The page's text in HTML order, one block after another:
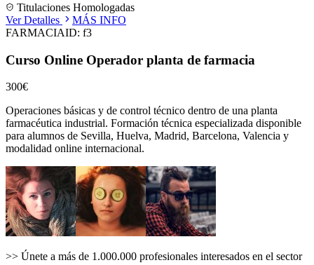
Titulaciones Homologadas
Ver Detalles
MÁS INFO
FARMACIAID: f3
Curso Online Operador planta de farmacia
300€
Operaciones básicas y de control técnico dentro de una planta
farmacéutica industrial. Formación técnica especializada disponible
para alumnos de Sevilla, Huelva, Madrid, Barcelona, Valencia y
modalidad online internacional.
>> Únete a más de 1.000.000 profesionales interesados en el sector